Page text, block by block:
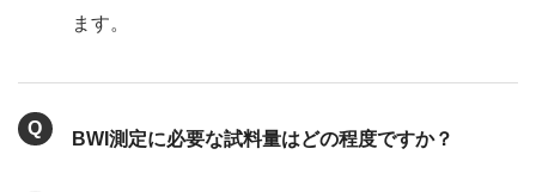
ます。
BWI測定に必要な試料量はどの程度ですか？